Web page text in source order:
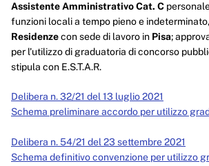
Assistente Amministrativo Cat. C
funzioni locali a tempo pieno e
Residenzecon sede di lavoro in Pisa;
per l'utilizzo di graduatoria di concorso
stipula con E.S.T.A.R.
Delibera n. 32/21 del 13 luglio 2021
Schema preliminare accordo per utilizzo
Delibera n. 54/21 del 23 settembre 2021
Schema definitivo convenzione per utilizzo